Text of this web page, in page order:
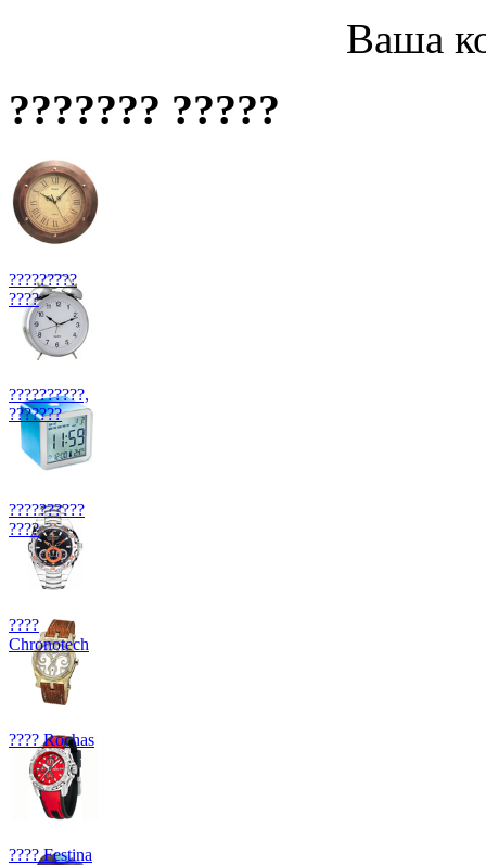
Ваша
??????? ?????
?????????
????
??????????,
???????
??????????
????
????
Chronotech
???? Rochas
???? Festina